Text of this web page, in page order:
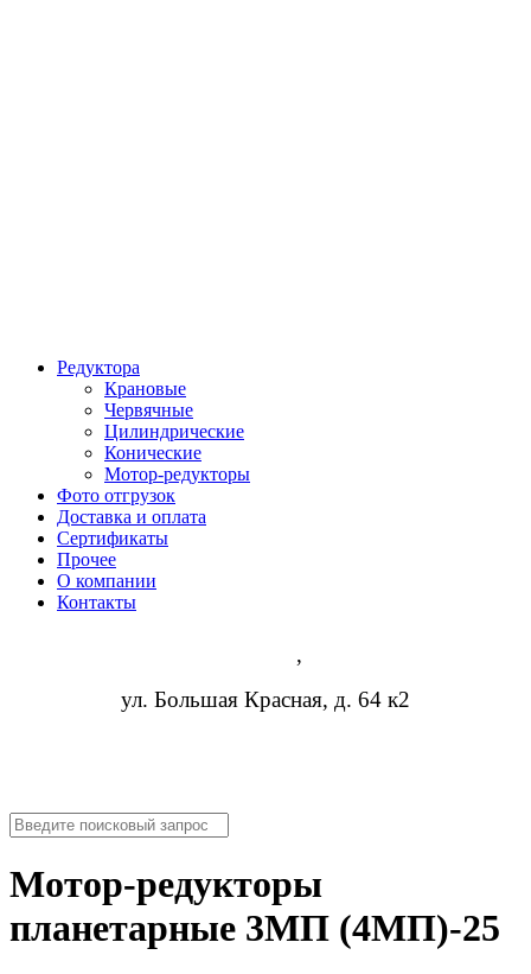
Редуктора
Крановые
Червячные
Цилиндрические
Конические
Мотор-редукторы
Фото отгрузок
Доставка и оплата
Сертификаты
Прочее
О компании
Контакты
,
ул. Большая Красная, д. 64 к2
Мотор-редукторы
планетарные 3МП (4МП)-25